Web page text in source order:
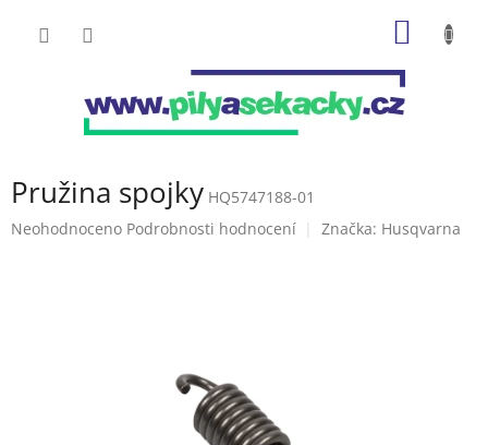
Pružina spojky HQ5747188-01
Průměrné
Neohodnoceno Podrobnosti hodnocení Značka: Husqvarna